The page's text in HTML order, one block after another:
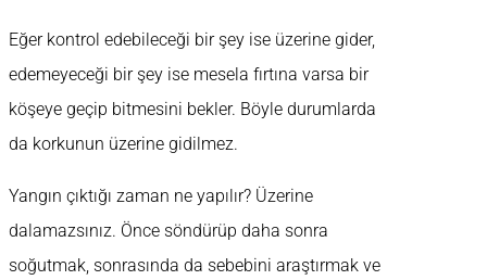
Eğer kontrol edebileceği bir şey ise üzerine gider,
edemeyeceği bir şey ise mesela fırtına varsa bir
köşeye geçip bitmesini bekler. Böyle durumlarda
da korkunun üzerine gidilmez.
Yangın çıktığı zaman ne yapılır? Üzerine
dalamazsınız. Önce söndürüp daha sonra
soğutmak, sonrasında da sebebini araştırmak ve